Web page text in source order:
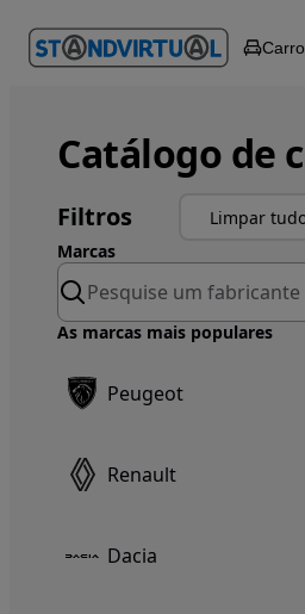
em
Carros
Catálogo de
Filtros
Limpar
Marcas
As marcas mais populares
Peugeot
Renault
Dacia